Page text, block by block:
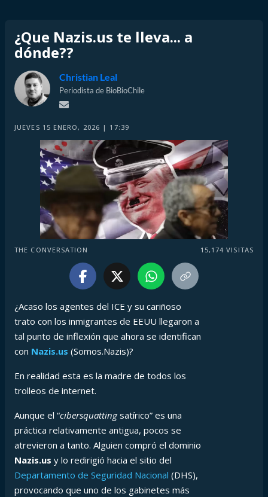
¿Que Nazis.us te lleva... a
dónde??
Christian Leal
Periodista de BioBioChile
JUEVES 15 ENERO, 2026 | 17:39
THE CONVERSATION 15,174 VISITAS
¿Acaso los agentes del ICE y su cariñoso
trato con los inmigrantes de EEUU llegaron a
tal punto de inflexión que ahora se identifican
con Nazis.us (Somos.Nazis)?
En realidad esta es la madre de todos los
trolleos de internet.
Aunque el “cibersquattingsatírico” es una
práctica relativamente antigua, pocos se
atrevieron a tanto. Alguien compró el dominio
Nazis.us y lo redirigió hacia el sitio del
Departamento de Seguridad Nacional (DHS),
provocando que uno de los gabinetes más